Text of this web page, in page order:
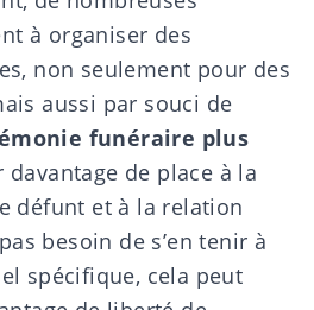
à organiser des
non seulement pour des
aussi par souci de
funéraire plus
davantage de place à la
défunt et à la relation
besoin de s’en tenir à
spécifique, cela peut